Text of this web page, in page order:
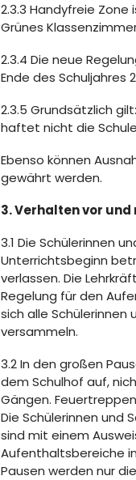
2.3.3 Handyfreie
Grünes
2.3.4 Die neue
Ende des Schuljahres
2.3.5 Grundsätzlich
haftet nicht die
Ebenso können
gewährt werden.
3. Verhalten vor
3.1 Die Schülerinnen
Unterrichtsbeginn
verlassen. Die
Regelung für den
sich alle Schülerinnen
versammeln.
3.2 In den großen
dem Schulhof auf,
Gängen.
Die Schülerinnen und
sind mit einem
Aufenthaltsbereiche
Pausen werden nur